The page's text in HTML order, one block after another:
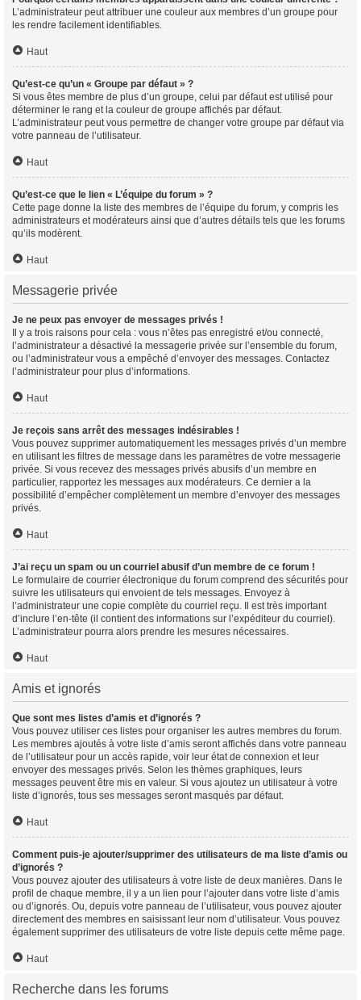
L’administrateur peut attribuer une couleur aux membres d’un groupe pour
les rendre facilement identifiables.
Haut
Qu’est-ce qu’un « Groupe par défaut » ?
Si vous êtes membre de plus d’un groupe, celui par défaut est utilisé pour
déterminer le rang et la couleur de groupe affichés par défaut.
L’administrateur peut vous permettre de changer votre groupe par défaut via
votre panneau de l’utilisateur.
Haut
Qu’est-ce que le lien « L’équipe du forum » ?
Cette page donne la liste des membres de l’équipe du forum, y compris les
administrateurs et modérateurs ainsi que d’autres détails tels que les forums
qu’ils modèrent.
Haut
Messagerie privée
Je ne peux pas envoyer de messages privés !
Il y a trois raisons pour cela : vous n’êtes pas enregistré et/ou connecté,
l’administrateur a désactivé la messagerie privée sur l’ensemble du forum,
ou l’administrateur vous a empêché d’envoyer des messages. Contactez
l’administrateur pour plus d’informations.
Haut
Je reçois sans arrêt des messages indésirables !
Vous pouvez supprimer automatiquement les messages privés d’un membre
en utilisant les filtres de message dans les paramètres de votre messagerie
privée. Si vous recevez des messages privés abusifs d’un membre en
particulier, rapportez les messages aux modérateurs. Ce dernier a la
possibilité d’empêcher complètement un membre d’envoyer des messages
privés.
Haut
J’ai reçu un spam ou un courriel abusif d’un membre de ce forum !
Le formulaire de courrier électronique du forum comprend des sécurités pour
suivre les utilisateurs qui envoient de tels messages. Envoyez à
l’administrateur une copie complète du courriel reçu. Il est très important
d’inclure l’en-tête (il contient des informations sur l’expéditeur du courriel).
L’administrateur pourra alors prendre les mesures nécessaires.
Haut
Amis et ignorés
Que sont mes listes d’amis et d’ignorés ?
Vous pouvez utiliser ces listes pour organiser les autres membres du forum.
Les membres ajoutés à votre liste d’amis seront affichés dans votre panneau
de l’utilisateur pour un accès rapide, voir leur état de connexion et leur
envoyer des messages privés. Selon les thèmes graphiques, leurs
messages peuvent être mis en valeur. Si vous ajoutez un utilisateur à votre
liste d’ignorés, tous ses messages seront masqués par défaut.
Haut
Comment puis-je ajouter/supprimer des utilisateurs de ma liste d’amis ou
d’ignorés ?
Vous pouvez ajouter des utilisateurs à votre liste de deux manières. Dans le
profil de chaque membre, il y a un lien pour l’ajouter dans votre liste d’amis
ou d’ignorés. Ou, depuis votre panneau de l’utilisateur, vous pouvez ajouter
directement des membres en saisissant leur nom d’utilisateur. Vous pouvez
également supprimer des utilisateurs de votre liste depuis cette même page.
Haut
Recherche dans les forums